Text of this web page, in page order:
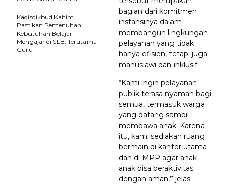
bagian dari komitmen
instansinya dalam
membangun lingkungan
pelayanan yang tidak
hanya efisien, tetapi juga
manusiawi dan inklusif.
“Kami ingin pelayanan
publik terasa nyaman bagi
semua, termasuk warga
yang datang sambil
membawa anak. Karena
itu, kami sediakan ruang
bermain di kantor utama
dan di MPP agar anak-
anak bisa beraktivitas
dengan aman,” jelas
Kadisdikbud Kaltim
Pastikan Pemenuhan
Kebutuhan Belajar
Mengajar di SLB, Terutama
Guru